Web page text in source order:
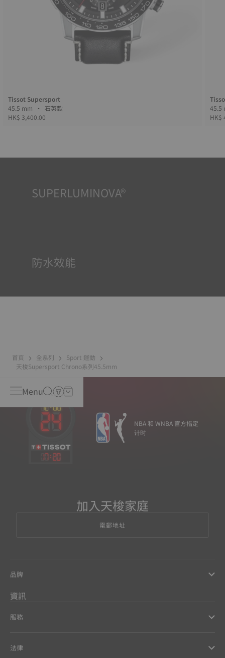
Tissot Supersport
45.5 mm • 石英款
HK$ 3,400.00
HK$
SUPERLUMINOVA®
防水效能
首頁 全系列
Sport 運動
天梭Supersport Chrono系列45.5mm
Menu
17:20
NBA 和 WNBA 官方指定
计时
加入天梭家庭
電郵地址
品牌
資訊
服務
法律